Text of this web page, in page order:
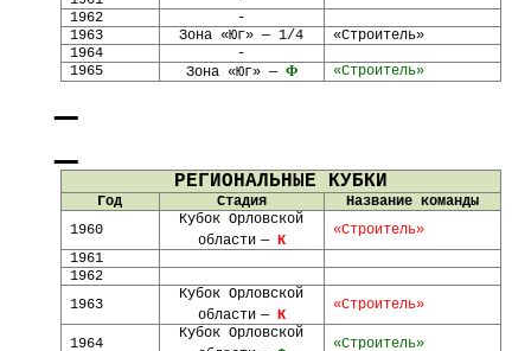
1962
-
1963
Зона «Юг» — 1/4
«Строитель»
1964
-
1965
Зона «Юг» — Ф «Строитель»
РЕГИОНАЛЬНЫЕ КУБКИ
Год Стадия
Название команды
1960
Кубок Орловской
области — К
«Строитель»
1961
1962
1963
Кубок Орловской
области — К
«Строитель»
1964
Кубок Орловской
«Строитель»